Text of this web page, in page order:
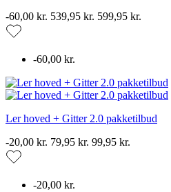
-60,00 kr. 539,95 kr. 599,95 kr.
-60,00 kr.
Ler hoved + Gitter 2.0 pakketilbud
-20,00 kr. 79,95 kr. 99,95 kr.
-20,00 kr.